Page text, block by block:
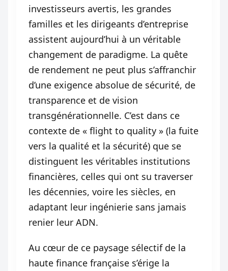
investisseurs avertis, les grandes
familles et les dirigeants d’entreprise
assistent aujourd’hui à un véritable
changement de paradigme. La quête
de rendement ne peut plus s’affranchir
d’une exigence absolue de sécurité, de
transparence et de vision
transgénérationnelle. C’est dans ce
contexte de « flight to quality » (la fuite
vers la qualité et la sécurité) que se
distinguent les véritables institutions
financières, celles qui ont su traverser
les décennies, voire les siècles, en
adaptant leur ingénierie sans jamais
renier leur ADN.
Au cœur de ce paysage sélectif de la
haute finance française s’érige la